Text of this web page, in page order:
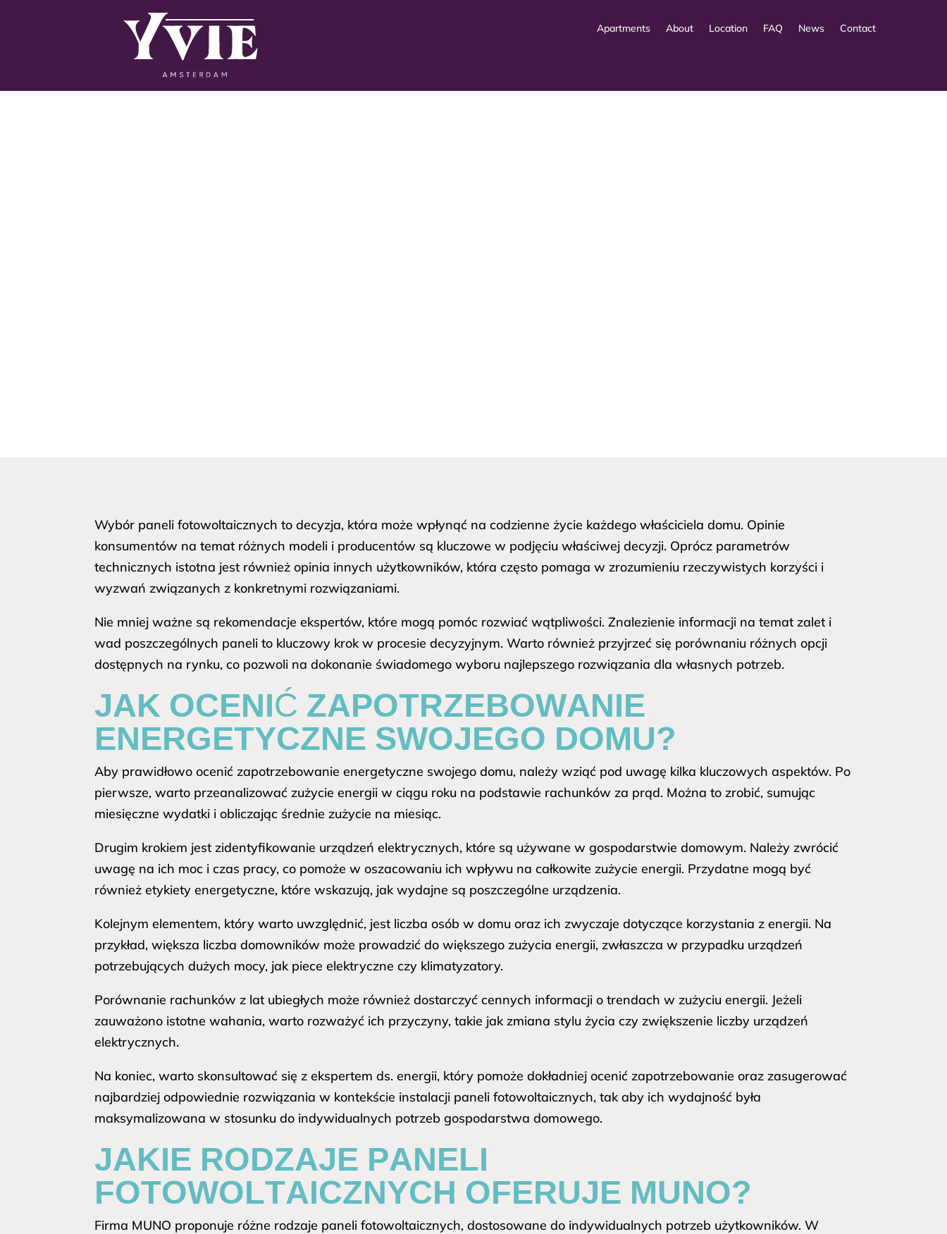
Apartments About Location FAQ News Contact
Wybór paneli fotowoltaicznych to decyzja, która może wpłynąć na codzienne życie każdego właściciela domu. Opinie
konsumentów na temat różnych modeli i producentów są kluczowe w podjęciu właściwej decyzji. Oprócz parametrów
technicznych istotna jest również opinia innych użytkowników, która często pomaga w zrozumieniu rzeczywistych korzyści i
wyzwań związanych z konkretnymi rozwiązaniami.
Nie mniej ważne są rekomendacje ekspertów, które mogą pomóc rozwiać wątpliwości. Znalezienie informacji na temat zalet i
wad poszczególnych paneli to kluczowy krok w procesie decyzyjnym. Warto również przyjrzeć się porównaniu różnych opcji
dostępnych na rynku, co pozwoli na dokonanie świadomego wyboru najlepszego rozwiązania dla własnych potrzeb.
JAK OCENIĆ ZAPOTRZEBOWANIE
ENERGETYCZNE SWOJEGO DOMU?
Aby prawidłowo ocenić zapotrzebowanie energetyczne swojego domu, należy wziąć pod uwagę kilka kluczowych aspektów. Po
pierwsze, warto przeanalizować zużycie energii w ciągu roku na podstawie rachunków za prąd. Można to zrobić, sumując
miesięczne wydatki i obliczając średnie zużycie na miesiąc.
Drugim krokiem jest zidentyfikowanie urządzeń elektrycznych, które są używane w gospodarstwie domowym. Należy zwrócić
uwagę na ich moc i czas pracy, co pomoże w oszacowaniu ich wpływu na całkowite zużycie energii. Przydatne mogą być
również etykiety energetyczne, które wskazują, jak wydajne są poszczególne urządzenia.
Kolejnym elementem, który warto uwzględnić, jest liczba osób w domu oraz ich zwyczaje dotyczące korzystania z energii. Na
przykład, większa liczba domowników może prowadzić do większego zużycia energii, zwłaszcza w przypadku urządzeń
potrzebujących dużych mocy, jak piece elektryczne czy klimatyzatory.
Porównanie rachunków z lat ubiegłych może również dostarczyć cennych informacji o trendach w zużyciu energii. Jeżeli
zauważono istotne wahania, warto rozważyć ich przyczyny, takie jak zmiana stylu życia czy zwiększenie liczby urządzeń
elektrycznych.
Na koniec, warto skonsultować się z ekspertem ds. energii, który pomoże dokładniej ocenić zapotrzebowanie oraz zasugerować
najbardziej odpowiednie rozwiązania w kontekście instalacji paneli fotowoltaicznych, tak aby ich wydajność była
maksymalizowana w stosunku do indywidualnych potrzeb gospodarstwa domowego.
JAKIE RODZAJE PANELI
FOTOWOLTAICZNYCH OFERUJE MUNO?
Firma MUNO proponuje różne rodzaje paneli fotowoltaicznych, dostosowane do indywidualnych potrzeb użytkowników. W